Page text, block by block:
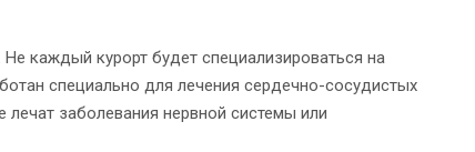
каждый курорт будет специализироваться на
специально для лечения сердечно-сосудистых
лечат заболевания нервной системы или